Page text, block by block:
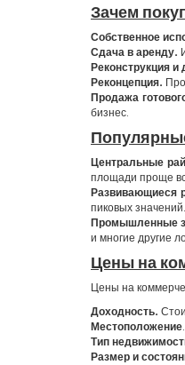
Зачем
Собственное
Сдача в аренду.
Реконструкция
Реконцепция.
Продажа
бизнес.
Центральные
площади проще
Развивающиеся
пиковых
Промышленные
и многие другие
Цены на
Цены на
Доходность.
Местоположение
Тип
Размер и